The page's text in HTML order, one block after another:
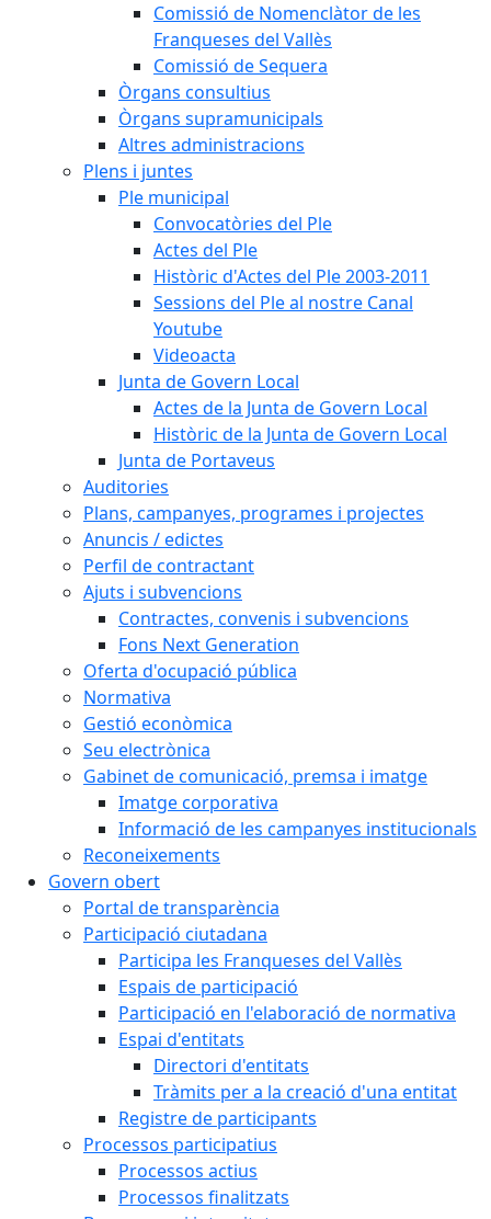
Comissió de Nomenclàtor de les
Franqueses del Vallès
Comissió de Sequera
Òrgans consultius
Òrgans supramunicipals
Altres administracions
Plens i juntes
Ple municipal
Convocatòries del Ple
Actes del Ple
Històric d'Actes del Ple 2003-2011
Sessions del Ple al nostre Canal
Youtube
Videoacta
Junta de Govern Local
Actes de la Junta de Govern Local
Històric de la Junta de Govern Local
Junta de Portaveus
Auditories
Plans, campanyes, programes i projectes
Anuncis / edictes
Perfil de contractant
Ajuts i subvencions
Contractes, convenis i subvencions
Fons Next Generation
Oferta d'ocupació pública
Normativa
Gestió econòmica
Seu electrònica
Gabinet de comunicació, premsa i imatge
Imatge corporativa
Informació de les campanyes institucionals
Reconeixements
Govern obert
Portal de transparència
Participació ciutadana
Participa les Franqueses del Vallès
Espais de participació
Participació en l'elaboració de normativa
Espai d'entitats
Directori d'entitats
Tràmits per a la creació d'una entitat
Registre de participants
Processos participatius
Processos actius
Processos finalitzats